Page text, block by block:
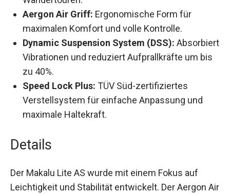
Aergon Air Griff:
maximalen Komfort und volle Kontrolle.
Dynamic Suspension System (DSS):
Absorbiert Vibrationen und reduziert
Aufprallkräfte um bis zu 40%.
Speed Lock Plus:
Verstellsystem für einfache Anpassung und
maximale Haltekraft.
Details
Leichtigkeit und Stabilität entwickelt. Der Aergon